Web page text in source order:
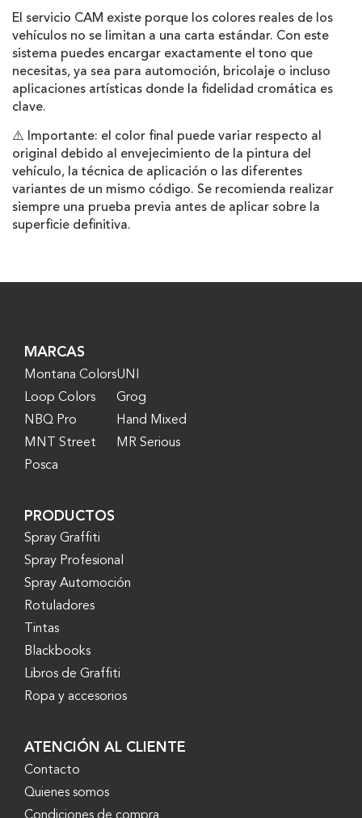
El servicio CAM existe porque los colores reales de los
vehículos no se limitan a una carta estándar. Con este
sistema puedes encargar exactamente el tono que
necesitas, ya sea para automoción, bricolaje o incluso
aplicaciones artísticas donde la fidelidad cromática es
clave.
⚠️ Importante: el color final puede variar respecto al
original debido al envejecimiento de la pintura del
vehículo, la técnica de aplicación o las diferentes
variantes de un mismo código. Se recomienda realizar
siempre una prueba previa antes de aplicar sobre la
superficie definitiva.
MARCAS
Montana Colors
Loop Colors
NBQ Pro
MNT Street
Posca
UNI
Grog
Hand Mixed
MR Serious
PRODUCTOS
Spray Graffiti
Spray Profesional
Spray Automoción
Rotuladores
Tintas
Blackbooks
Libros de Graffiti
Ropa y accesorios
ATENCIÓN AL CLIENTE
Contacto
Quienes somos
Condiciones de compra